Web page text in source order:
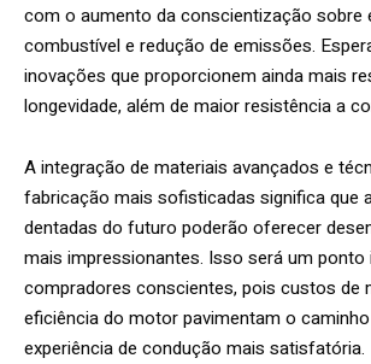
com o aumento da conscientização sobre
combustível e redução de emissões.
inovações que proporcionem ainda mais
longevidade, além de maior resistência a
A integração de materiais avançados e
fabricação mais sofisticadas significa que
dentadas do futuro poderão oferecer
mais impressionantes. Isso será um
compradores conscientes, pois custos de
eficiência do motor pavimentam o
experiência de condução mais satisfatória.